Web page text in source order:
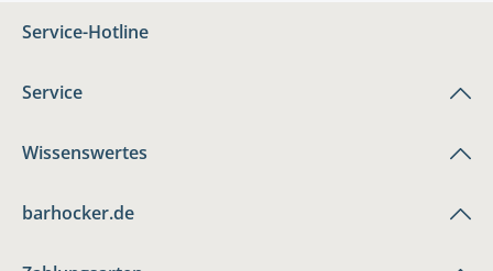
Service-Hotline
Service
Wissenswertes
barhocker.de